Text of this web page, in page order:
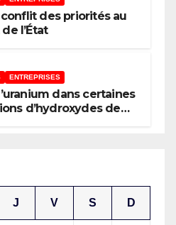
de
NEPAD)
conflit des priorités au
l’État
ENTREPRISES
dans certaines
d’hydroxydes de
J V S D